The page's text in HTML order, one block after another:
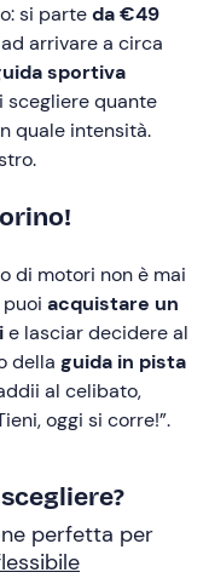
si parteda €49
arrivare a circa
sportiva
scegliere quante
quale intensità.
di motori non è mai
acquistare un
e lasciar decidere al
della guida in pista
al celibato,
oggi si corre!”.
perfetta per